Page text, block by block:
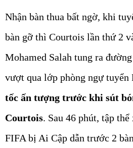
Nhận bàn thua bất ngờ, khi
bàn gỡ thì Courtois lần thứ 2
Mohamed Salah tung ra
vượt qua lớp phòng ngự tuyển
tốc ấn tượng trước khi sút
Courtois. Sau 46 phút, tập
FIFA bị Ai Cập dẫn trước 2